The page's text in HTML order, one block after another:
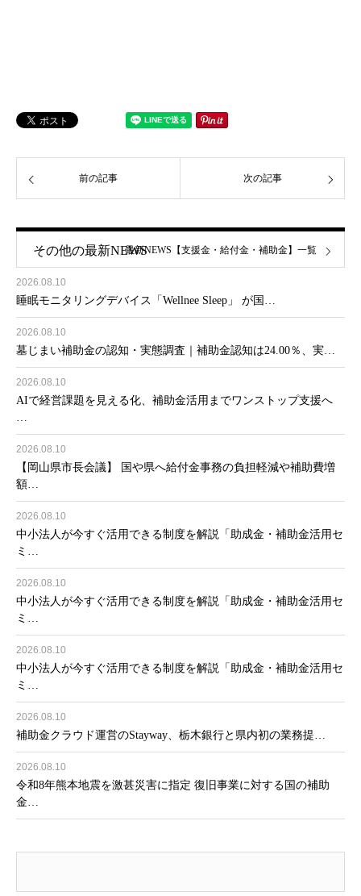
前の記事 次の記事
その他の最新NEWS
2026.08.10
睡眠モニタリングデバイス「Wellnee Sleep」 が国…
2026.08.10
墓じまい補助金の認知・実態調査｜補助金認知は24.00％、実…
2026.08.10
AIで経営課題を見える化、補助金活用までワンストップ支援へ
…
2026.08.10
【岡山県市長会議】 国や県へ給付金事務の負担軽減や補助費増
額…
2026.08.10
中小法人が今すぐ活用できる制度を解説「助成金・補助金活用セ
ミ…
2026.08.10
中小法人が今すぐ活用できる制度を解説「助成金・補助金活用セ
ミ…
2026.08.10
中小法人が今すぐ活用できる制度を解説「助成金・補助金活用セ
ミ…
2026.08.10
補助金クラウド運営のStayway、栃木銀行と県内初の業務提…
2026.08.10
令和8年熊本地震を激甚災害に指定 復旧事業に対する国の補助
金…
最新NEWS【支援金・給付金・補助金】一覧